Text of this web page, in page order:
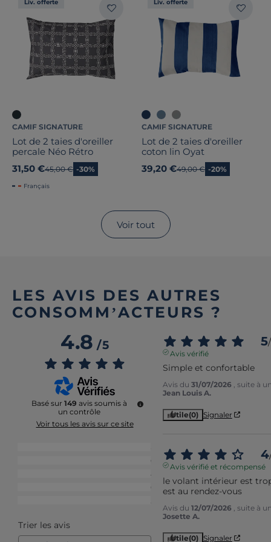
Liv. offerte
CAMIF SIGNATURE
Lot de 2 taies d'oreiller
percale Néo Rétro
31,50 €Ancien prix
45,00 € -30%
Français
Liv. offerte
CAMIF SIGNATURE
Lot de 2 taies d'oreiller
coton lin Oyat
39,20 €Ancien prix
49,00 € -20%
Voir tout
LES AVIS DES AUTRES
CONSOMM’ACTEURS ?
4.8/5
Basé sur 149 avis soumis à
un contrôle
Voir tous les avis sur ce site
20
4
0
2
Trier les avis
5/
Avis vérifié
Simple et confortable
Avis du 31/07/2026
, suite à
Jean Louis A.
Utile(0) Signaler
4
Avis vérifié et récompensé
le volant intérieur est
est au rendez-vous
Avis du 12/07/2026
, suite à
Josette A.
Utile(0) Signaler